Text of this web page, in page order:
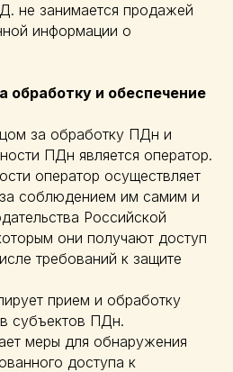
не занимается продажей
информации о
обработку и обеспечение
за обработку ПДн и
ПДн является оператор.
оператор осуществляет
за соблюдением им самим и
Российской
они получают доступ
требований к защите
прием и обработку
субъектов ПДн.
меры для обнаружения
доступа к